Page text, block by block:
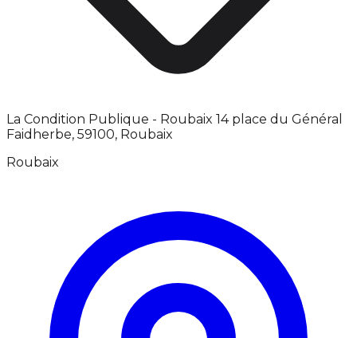
La Condition Publique - Roubaix 14 place du Général
Faidherbe, 59100, Roubaix
Roubaix